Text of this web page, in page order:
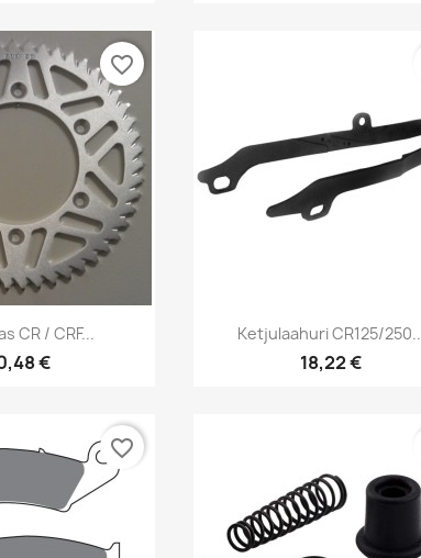
CR / CRF...
€
favorite_border
Pikakatselu
Ketjulaahuri CR125/
18,22 €
favorite_border